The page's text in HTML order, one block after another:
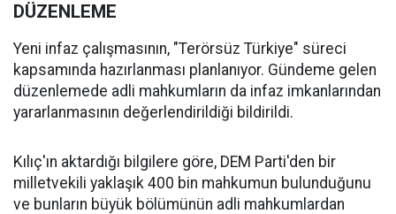
DÜZENLEME
Yeni infaz çalışmasının, "Terörsüz Türkiye" süreci
kapsamında hazırlanması planlanıyor. Gündeme gelen
düzenlemede adli mahkumların da infaz imkanlarından
yararlanmasının değerlendirildiği bildirildi.
Kılıç'ın aktardığı bilgilere göre, DEM Parti'den bir
milletvekili yaklaşık 400 bin mahkumun bulunduğunu
ve bunların büyük bölümünün adli mahkumlardan